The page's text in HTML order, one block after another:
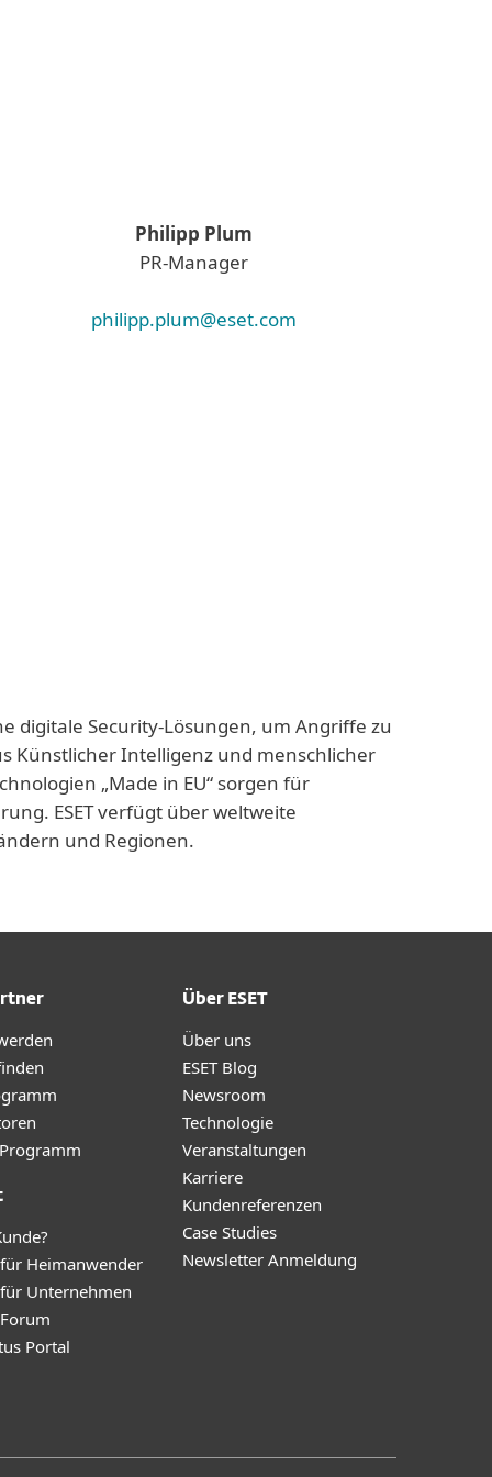
Philipp Plum
PR-Manager
philipp.plum@eset.com
digitale Security-Lösungen, um Angriffe zu
Künstlicher Intelligenz und menschlicher
„Made in EU“ sorgen für
ESET verfügt über weltweite
und Regionen.
Heimanwender
Unternehmen
Portal
Über ESET
Über uns
ESET Blog
Newsroom
Technologie
Veranstaltungen
Karriere
Kundenreferenzen
Case Studies
Newsletter Anmeldung